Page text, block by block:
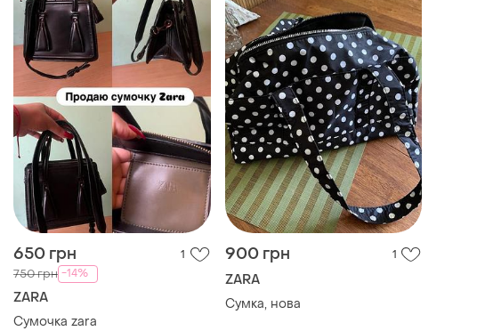
650 грн 1
750 грн -14%
ZARA
Сумочка zara
900 грн 1
ZARA
Сумка, нова